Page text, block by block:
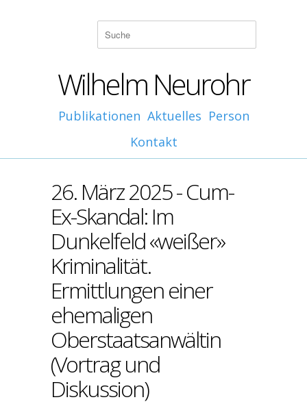
Wilhelm Neurohr
Publikationen Aktuelles Person
Kontakt
26. März 2025 - Cum-
Ex-Skandal: Im
Dunkelfeld «weißer»
Kriminalität.
Ermittlungen einer
ehemaligen
Oberstaatsanwältin
(Vortrag und
Diskussion)